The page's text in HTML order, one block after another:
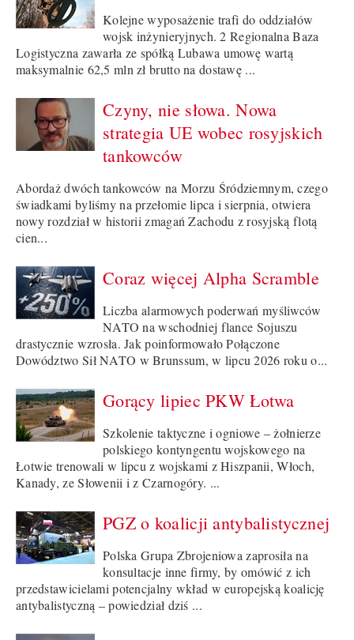
Kolejne wyposażenie trafi do oddziałów
wojsk inżynieryjnych. 2 Regionalna Baza
Logistyczna zawarła ze spółką Lubawa umowę wartą
maksymalnie 62,5 mln zł brutto na dostawę ...
Czyny, nie słowa. Nowa
strategia UE wobec rosyjskich
tankowców
Abordaż dwóch tankowców na Morzu Śródziemnym, czego
świadkami byliśmy na przełomie lipca i sierpnia, otwiera
nowy rozdział w historii zmagań Zachodu z rosyjską flotą
cien...
Coraz więcej Alpha Scramble
Liczba alarmowych poderwań myśliwców
NATO na wschodniej flance Sojuszu
drastycznie wzrosła. Jak poinformowało Połączone
Dowództwo Sił NATO w Brunssum, w lipcu 2026 roku o...
Gorący lipiec PKW Łotwa
Szkolenie taktyczne i ogniowe – żołnierze
polskiego kontyngentu wojskowego na
Łotwie trenowali w lipcu z wojskami z Hiszpanii, Włoch,
Kanady, ze Słowenii i z Czarnogóry. ...
PGZ o koalicji antybalistycznej
Polska Grupa Zbrojeniowa zaprosiła na
konsultacje inne firmy, by omówić z ich
przedstawicielami potencjalny wkład w europejską koalicję
antybalistyczną – powiedział dziś ...